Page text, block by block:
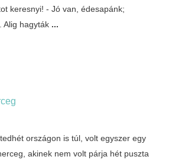
keresnyi! - Jó van, édesapánk;
Alig hagyták ...
országon is túl, volt egyszer egy
akinek nem volt párja hét puszta